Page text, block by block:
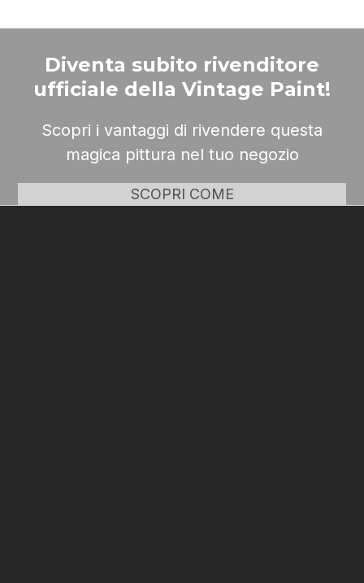
Diventa subito rivenditore
ufficiale della Vintage Paint!
Scopri i vantaggi di rivendere questa
magica pittura nel tuo negozio
SCOPRI COME